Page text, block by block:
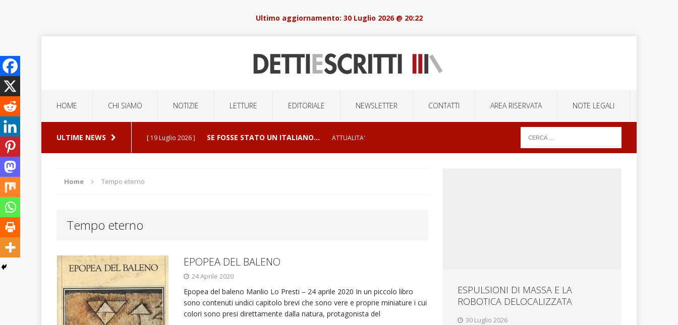
30 Luglio 2026 @ 20:22
HOME CHI SIAMO NOTIZIE LETTURE EDITORIALE NEWSLETTER CONTATTI AREA RISERVATA NOTE LEGALI
ULTIME NEWS [ 19 Luglio 2026 ] SE FOSSE STATO UN ITALIANO… ATTUALITA'
[ 5 Luglio 2026 ] ERRORI E ORRORI DELLE GUERRE CONFLITTI GEOPOLITICI
Home Tempo eterno
Tempo eterno
EPOPEA DEL BALENO
24 Aprile 2020
Epopea del baleno Manlio Lo Presti – 24 aprile 2020 In un piccolo libro
sono contenuti undici capitolo brevi che sono vere e proprie miniature i cui
colori sono presi direttamente dalla natura, protagonista del
ESPULSIONI DI MASSA E LA
ROBOTICA DELOCALIZZATA
30 Luglio 2026